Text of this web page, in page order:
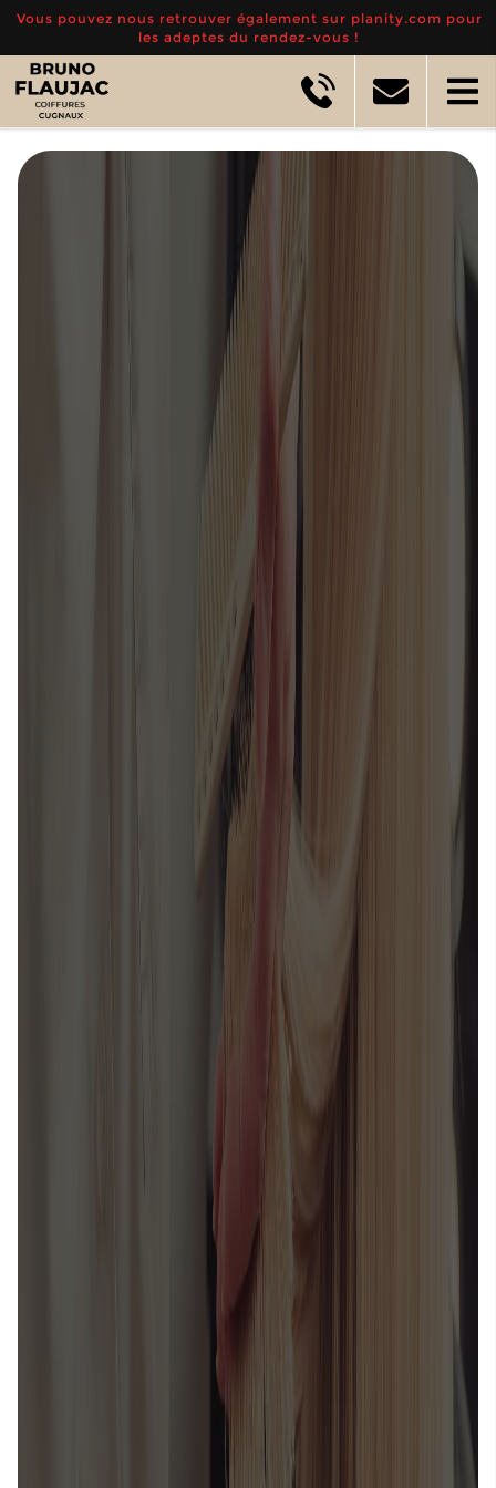
Vous pouvez nous retrouver également sur planity.com pour
les adeptes du rendez-vous !